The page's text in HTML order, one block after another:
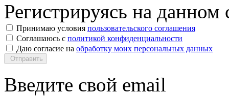
Регистрируясь на данном
Принимаю условия пользовательского соглашения
Соглашаюсь с политикой конфиденциальности
Даю согласие на обработку моих персональных данных
Отправить
Введите свой email